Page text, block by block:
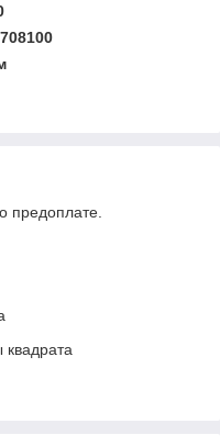
предоплате.
квадрата